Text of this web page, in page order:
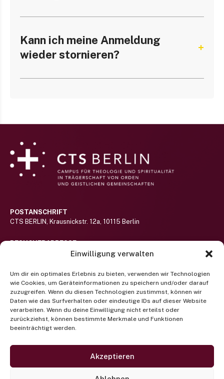
Einwilligung verwalten
Um dir ein optimales Erlebnis zu bieten, verwenden wir Technologien
wie Cookies, um Geräteinformationen zu speichern und/oder darauf
zuzugreifen. Wenn du diesen Technologien zustimmst, können wir
Daten wie das Surfverhalten oder eindeutige IDs auf dieser Website
verarbeiten. Wenn du deine Einwilligung nicht erteilst oder
zurückziehst, können bestimmte Merkmale und Funktionen
beeinträchtigt werden.
Akzeptieren
Kann ich meine Anmeldung
wieder stornieren?
POSTANSCHRIFT
CTS BERLIN, Krausnickstr. 12a, 10115 Berlin
BESUCHERADRESSE
Haus St.-Michael-Stift auf dem Gelände des Alexianer St. Hedwig-
RUFEN SIE UNS AN
Telefon +49 (0) 30 400 372 122
(Mo-Fr 9-13 Uhr)
Newsletter abonnieren
SCHREIBEN SIE UNS EINE EMAIL
projektbuero@cts-berlin.org